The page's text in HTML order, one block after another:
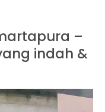
–
indah &